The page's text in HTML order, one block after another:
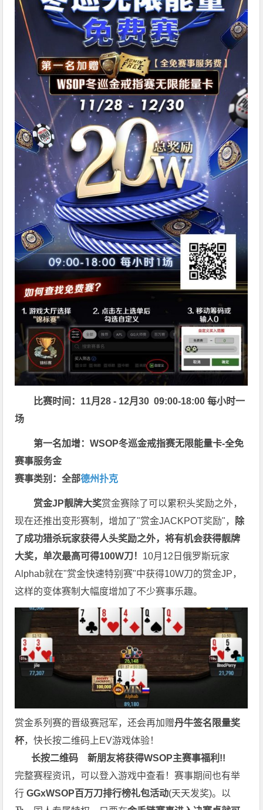
比赛时间：11月28 - 12月30 09:00-18:00 每小时一
场
第一名加增：WSOP冬巡金戒指赛无限能量卡-全免
赛事服务金
赛事类别：全部德州扑克
赏金JP靓牌大奖赏金赛除了可以累积头奖励之外，
现在还推出变形赛制，增加了"赏金JACKPOT奖励"，
除
了成功猎杀玩家获得人头奖励之外，将有机会获得靓牌
大奖，单次最高可得100W刀！ 10月12日俄罗斯玩家
Alphab就在"赏金快速特别赛"中获得10W刀的赏金JP，
这样的变体赛制大幅度增加了不少赛事乐趣。
赏金系列赛的晋级赛冠军，还会再加赠丹牛签名限量奖
杯，快长按二维码上EV游戏体验！
长按二维码新朋友将获得WSOP主赛事福利!!
完整赛程资讯，可以登入游戏中查看！赛事期间也有举
行 GGxWSOP百万刀排行榜礼包活动(天天发奖)。以